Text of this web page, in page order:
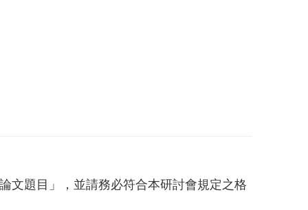
文題目」，並請務必符合本研討會規定之格